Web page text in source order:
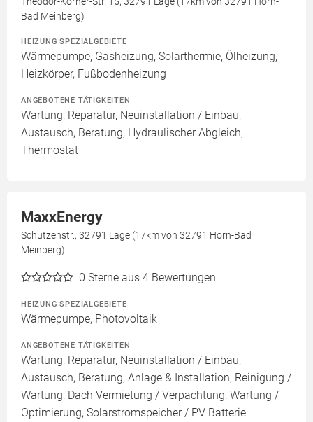
Bad Meinberg)
HEIZUNG SPEZIALGEBIETE
Wärmepumpe, Gasheizung, Solarthermie, Ölheizung,
Heizkörper, Fußbodenheizung
ANGEBOTENE TÄTIGKEITEN
Wartung, Reparatur, Neuinstallation / Einbau,
Austausch, Beratung, Hydraulischer Abgleich,
Thermostat
MaxxEnergy
Schützenstr., 32791 Lage (17km von 32791 Horn-Bad
Meinberg)
0 Sterne aus 4 Bewertungen
HEIZUNG SPEZIALGEBIETE
Wärmepumpe, Photovoltaik
ANGEBOTENE TÄTIGKEITEN
Wartung, Reparatur, Neuinstallation / Einbau,
Austausch, Beratung, Anlage & Installation, Reinigung /
Wartung, Dach Vermietung / Verpachtung, Wartung /
Optimierung, Solarstromspeicher / PV Batterie